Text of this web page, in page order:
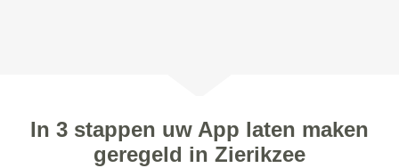
In 3 stappen uw App laten maken
geregeld in Zierikzee